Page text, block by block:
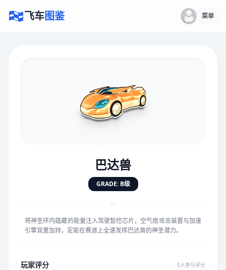
飞车图鉴 菜单
巴达兽
GRADE: B级
“
将神圣环内蕴藏的能量注入驾驶智控芯片，空气炮攻击装置与加速
引擎双重加持，定能在赛道上全速发挥巴达兽的神圣潜力。
玩家评分 0人参与评分
★★★★★★
手感 5.0分